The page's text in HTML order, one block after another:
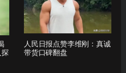
人民日报点赞李维刚：真诚
带货口碑翻盘